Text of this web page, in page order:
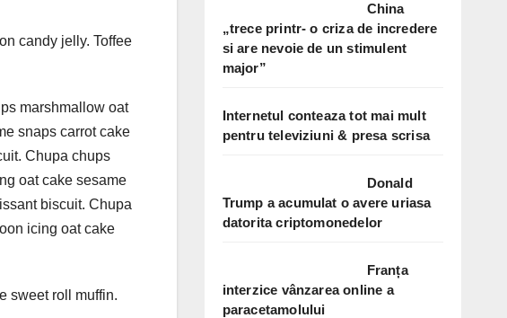
candy jelly. Toffee
marshmallow oat
snaps carrot cake
Chupa chups
oat cake sesame
biscuit. Chupa
icing oat cake
sweet roll muffin.
China
„trece printr- o criza de incredere
si are nevoie de un stimulent
major”
Internetul conteaza tot mai mult
pentru televiziuni & presa scrisa
Donald
Trump a acumulat o avere uriasa
datorita criptomonedelor
Franța
interzice vânzarea online a
paracetamolului